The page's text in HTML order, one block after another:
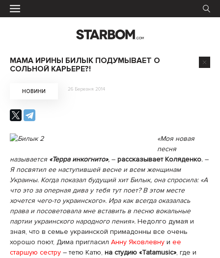
МАМА ИРИНЫ БИЛЫК ПОДУМЫВАЕТ О
СОЛЬНОЙ КАРЬЕРЕ?!
НОВИНИ 26 Березня 2014
«Моя новая
песня
называется «Терра инкогнито», – рассказывает Коляденко. –
Я посвятил ее наступившей весне и всем женщинам
Украины. Когда показал будущий хит Билык, она спросила: «А
что это за оперная дива у тебя тут поет? В этом месте
хочется чего-то украинского». Ира как всегда оказалась
права и посоветовала мне вставить в песню вокальные
партии украинского народного пения». Недолго думая и
зная, что в семье украинской примадонны все очень
хорошо поют, Дима пригласил Анну Яковлевну и ее
старшую сестру – тетю Катю, на студию «Tatamusic», где и